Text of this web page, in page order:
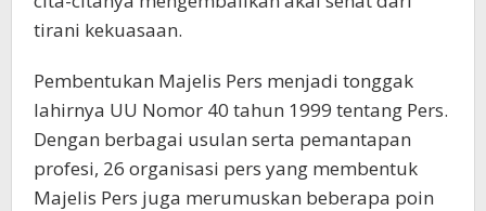
tirani kekuasaan.
Pembentukan Majelis Pers menjadi tonggak
lahirnya UU Nomor 40 tahun 1999 tentang Pers.
Dengan berbagai usulan serta pemantapan
profesi, 26 organisasi pers yang membentuk
Majelis Pers juga merumuskan beberapa poin